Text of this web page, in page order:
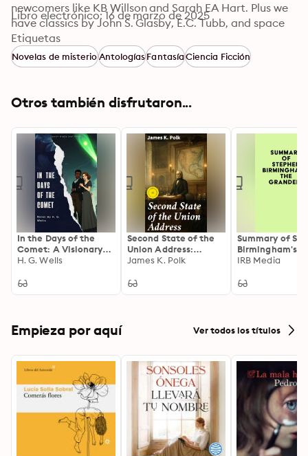
newcomers like KB Willson and Sarah EA Hart. Plus we
have classics by John S. Glasby, E.C. Tubb, and space
opera from Edmond Hamilton. And, of course, a solve-
it-yourself mystery from Hal Charles. Fun stuff!
Libro electrónico: 16 de marzo de 2025
Etiquetas
Novelas de misterioAntologíasFantasíaCiencia Ficción
Otros también disfrutaron...
In the Days of the
Comet: A Visionary
Tale of Love,
a Changed World
H. G. Wells
Second State of the
Union Address:
Enriched edition.
Future: A Presidential
James K. Polk
Summary of
Birmingham's
Grandees
IRB Media
Empieza por aquí Ver todos los títulos